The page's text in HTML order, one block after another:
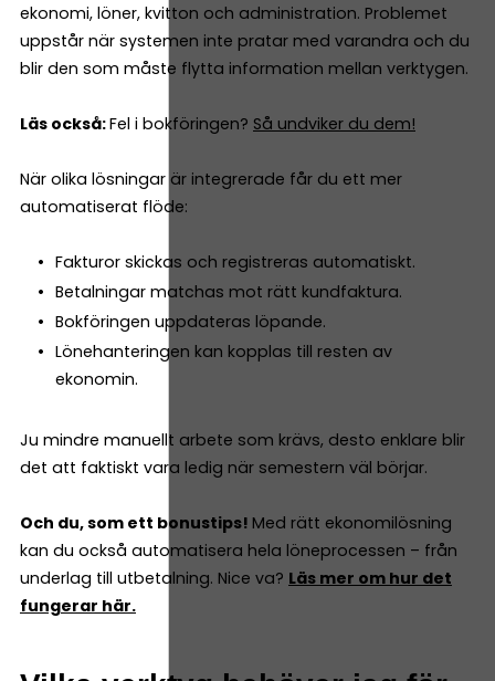
ekonomi, löner, kvitton och administration. Problemet
uppstår när systemen inte pratar med varandra och du
blir den som måste flytta information mellan verktygen.
Läs också:Fel i bokföringen? Så undviker du dem!
När olika lösningar är integrerade får du ett mer
automatiserat flöde:
Fakturor skickas och registreras automatiskt.
Betalningar matchas mot rätt kundfaktura.
Bokföringen uppdateras löpande.
Lönehanteringen kan kopplas till resten av
ekonomin.
Ju mindre manuellt arbete som krävs, desto enklare blir
det att faktiskt vara ledig när semestern väl börjar.
Och du, som ett bonustips! Med rätt ekonomilösning
kan du också automatisera hela löneprocessen – från
underlag till utbetalning. Nice va? Läs mer om hur det
fungerar här.